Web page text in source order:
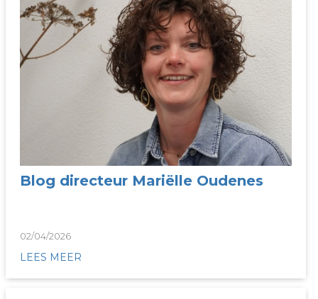
Blog directeur Mariëlle Oudenes
02/04/2026
LEES MEER